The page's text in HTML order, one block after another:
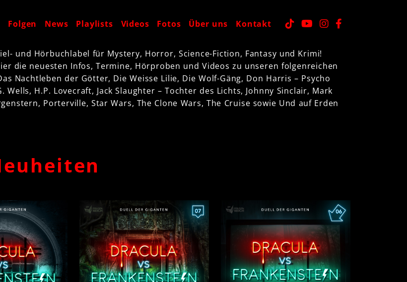
Folgen News Playlists Videos Fotos Über uns Kontakt
und Hörbuchlabel für Mystery, Horror, Science-Fiction, Fantasy und Krimi!
die neuesten Infos, Termine, Hörproben und Videos zu unseren folgenreichen
Nachtleben der Götter, Die Weisse Lilie, Die Wolf-Gäng, Don Harris – Psycho
Wells, H.P. Lovecraft, Jack Slaughter – Tochter des Lichts, Johnny Sinclair, Mark
Porterville, Star Wars, The Clone Wars, The Cruise sowie Und auf Erden